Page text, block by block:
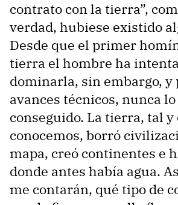
contrato con la tierra”,
verdad, hubiese existido
Desde que el primer
tierra el hombre ha
dominarla, sin embargo, y
avances técnicos, nunca lo
conseguido. La tierra, tal y
conocemos, borró
mapa, creó continentes e
donde antes había agua.
me contarán, qué tipo de